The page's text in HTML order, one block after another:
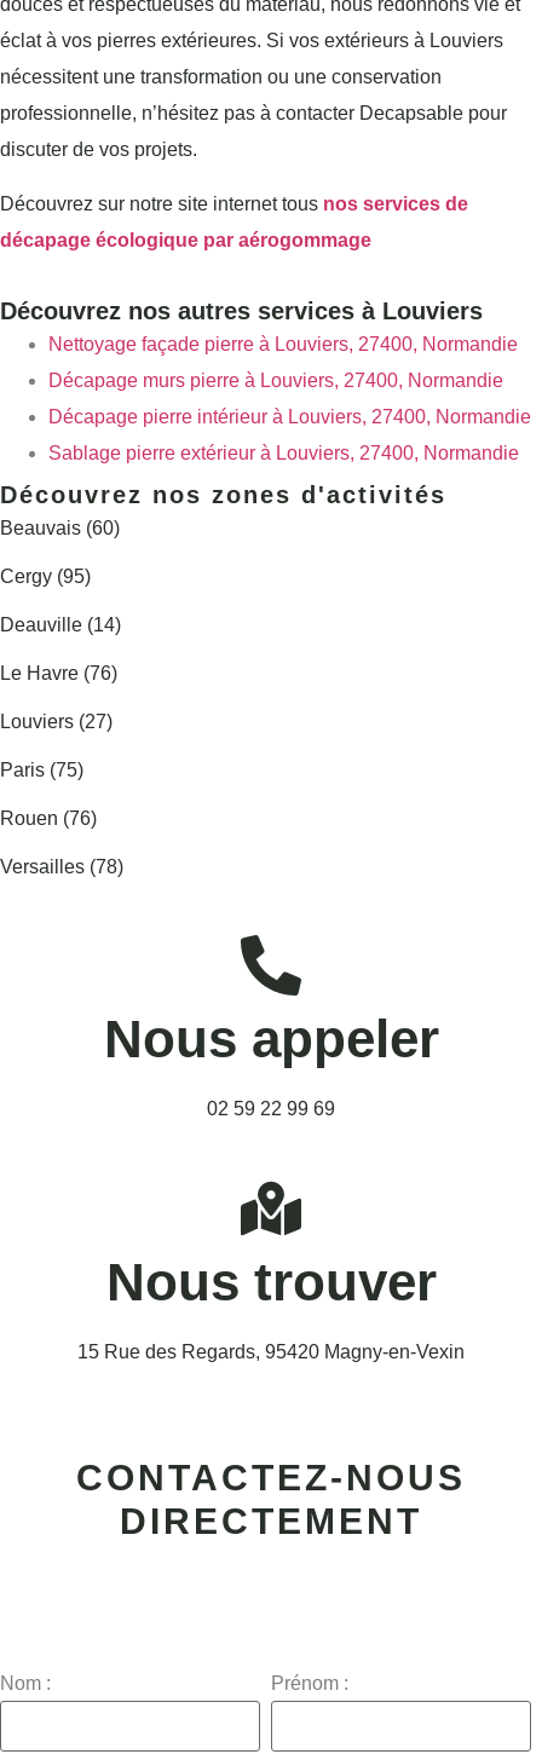
douces et respectueuses du matériau, nous redonnons vie et
éclat à vos pierres extérieures. Si vos extérieurs à Louviers
nécessitent une transformation ou une conservation
professionnelle, n’hésitez pas à contacter Decapsable pour
discuter de vos projets.
Découvrez sur notre site internet tous nos services de
décapage écologique par aérogommage
Découvrez nos autres services à Louviers
Nettoyage façade pierre à Louviers, 27400, Normandie
Décapage murs pierre à Louviers, 27400, Normandie
Décapage pierre intérieur à Louviers, 27400, Normandie
Sablage pierre extérieur à Louviers, 27400, Normandie
Découvrez nos zones d'activités
Beauvais (60)
Cergy (95)
Deauville (14)
Le Havre (76)
Louviers (27)
Paris (75)
Rouen (76)
Versailles (78)
Nous appeler
02 59 22 99 69
Nous trouver
15 Rue des Regards, 95420 Magny-en-Vexin
CONTACTEZ-NOUS
DIRECTEMENT
Nom : Prénom :